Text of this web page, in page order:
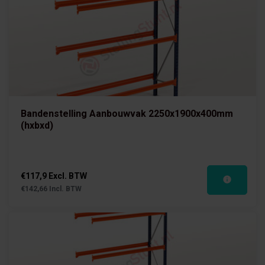
Bandenstelling Aanbouwvak 2250x1900x400mm
(hxbxd)
€117,9 Excl. BTW
€142,66 Incl. BTW